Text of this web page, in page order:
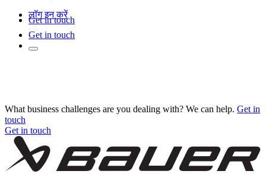
लॉग इन करें
Get in touch
Get in touch
What business challenges are you dealing with? We can help. Get in
touch
Get in touch